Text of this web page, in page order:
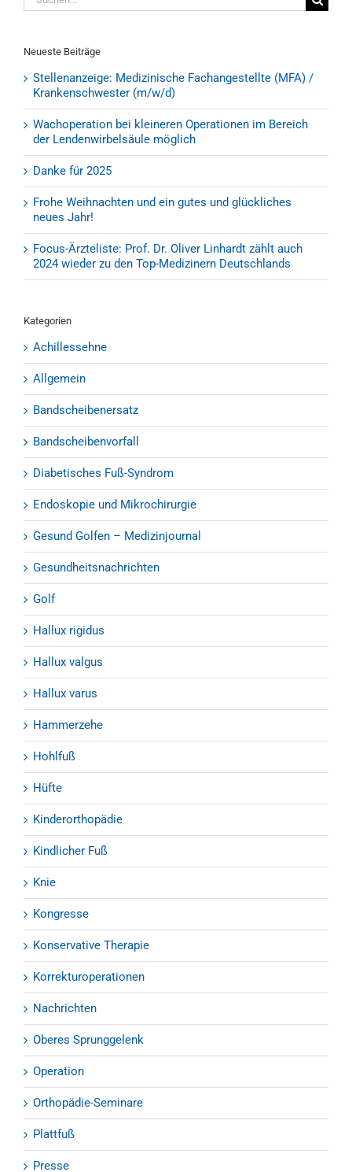
nach:
Neueste Beiträge
Stellenanzeige: Medizinische Fachangestellte (MFA) /
Krankenschwester (m/w/d)
Wachoperation bei kleineren Operationen im Bereich
der Lendenwirbelsäule möglich
Danke für 2025
Frohe Weihnachten und ein gutes und glückliches
neues Jahr!
Focus-Ärzteliste: Prof. Dr. Oliver Linhardt zählt auch
2024 wieder zu den Top-Medizinern Deutschlands
Kategorien
Achillessehne
Allgemein
Bandscheibenersatz
Bandscheibenvorfall
Diabetisches Fuß-Syndrom
Endoskopie und Mikrochirurgie
Gesund Golfen – Medizinjournal
Gesundheitsnachrichten
Golf
Hallux rigidus
Hallux valgus
Hallux varus
Hammerzehe
Hohlfuß
Hüfte
Kinderorthopädie
Kindlicher Fuß
Knie
Kongresse
Konservative Therapie
Korrekturoperationen
Nachrichten
Oberes Sprunggelenk
Operation
Orthopädie-Seminare
Plattfuß
Presse